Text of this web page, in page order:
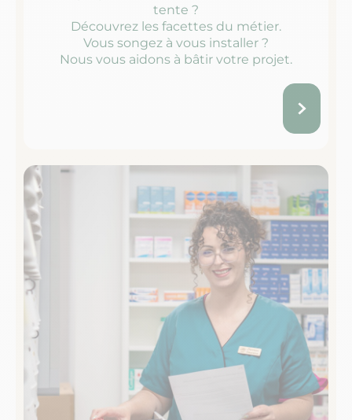
tente ?
Découvrez les facettes du métier.
Vous songez à vous installer ?
Nous vous aidons à bâtir votre projet.